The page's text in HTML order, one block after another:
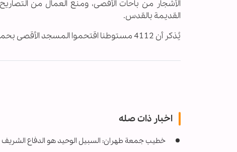
الأشجار من باحات الأقصى، ومنع العمال من
القديمة بالقدس.
يُذكر أن 4112 مستوطنا اقتحموا المسجد الأقصى بحماية شرطة الاحتلال، خلال أبريل/نيسان الماضي، وفق محافظة القدس.
اخبار ذات صله
خطيب جمعة طهران: السبيل الوحيد هو الدفاع الشريف